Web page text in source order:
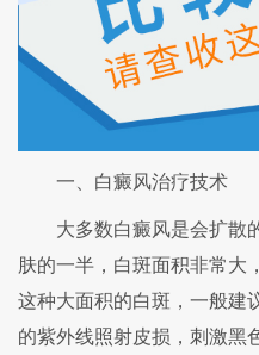
一、白癜风治疗技术
大多数白癜风是会扩散
肤的一半，白斑面积非常大
这种大面积的白斑，一般建
的紫外线照射皮损，刺激黑